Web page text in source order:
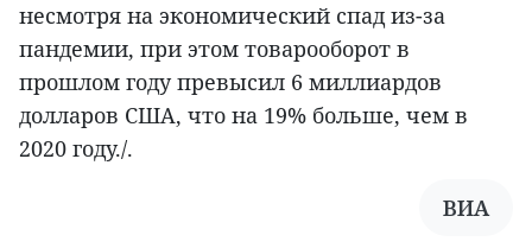
несмотря на экономический спад из-за
пандемии, при этом товарооборот в
прошлом году превысил 6 миллиардов
долларов США, что на 19% больше, чем в
2020 году./.
ВИА